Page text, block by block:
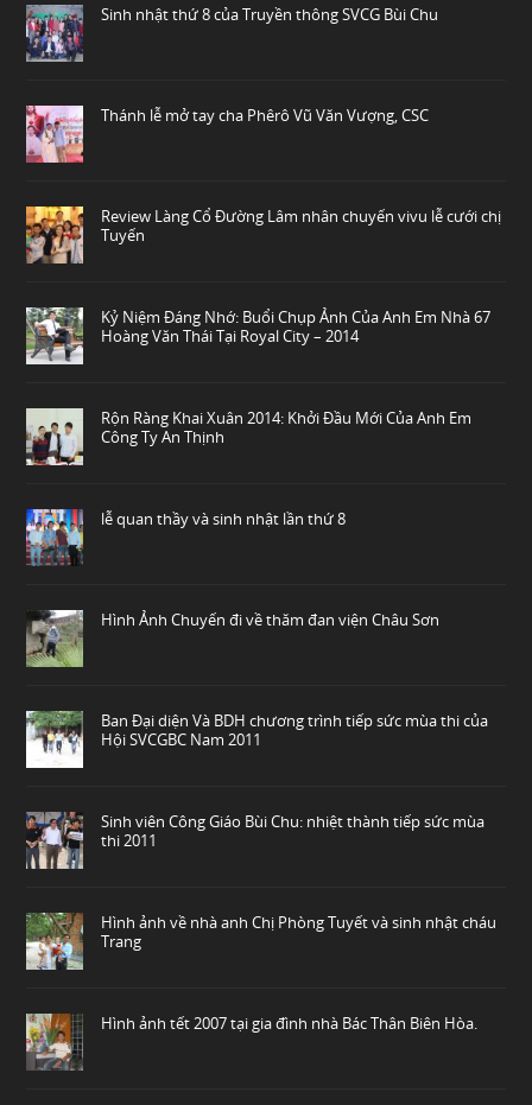
Sinh nhật thứ 8 của Truyền thông SVCG Bùi Chu
Thánh lễ mở tay cha Phêrô Vũ Văn Vượng, CSC
Review Làng Cổ Đường Lâm nhân chuyến vivu lễ cưới chị
Tuyến
Kỷ Niệm Đáng Nhớ: Buổi Chụp Ảnh Của Anh Em Nhà 67
Hoàng Văn Thái Tại Royal City – 2014
Rộn Ràng Khai Xuân 2014: Khởi Đầu Mới Của Anh Em
Công Ty An Thịnh
lễ quan thầy và sinh nhật lần thứ 8
Hình Ảnh Chuyến đi về thăm đan viện Châu Sơn
Ban Đại diện Và BDH chương trình tiếp sức mùa thi của
Hội SVCGBC Nam 2011
Sinh viên Công Giáo Bùi Chu: nhiệt thành tiếp sức mùa
thi 2011
Hình ảnh về nhà anh Chị Phòng Tuyết và sinh nhật cháu
Trang
Hình ảnh tết 2007 tại gia đình nhà Bác Thân Biên Hòa.